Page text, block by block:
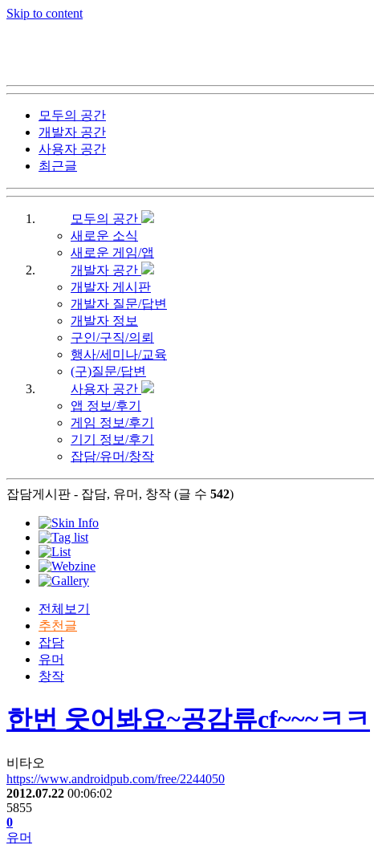
Skip to content
모두의 공간
개발자 공간
사용자 공간
최근글
모두의 공간
새로운 소식
새로운 게임/앱
개발자 공간
개발자 게시판
개발자 질문/답변
개발자 정보
구인/구직/의뢰
행사/세미나/교육
(구)질문/답변
사용자 공간
앱 정보/후기
게임 정보/후기
기기 정보/후기
잡담/유머/창작
잡담게시판 - 잡담, 유머, 창작 (글 수 542)
전체보기
추천글
잡담
유머
창작
한번 웃어봐요~공감류cf~~~ㅋㅋ
비타오
https://www.androidpub.com/free/2244050
2012.07.22 00:06:02
5855
0
유머